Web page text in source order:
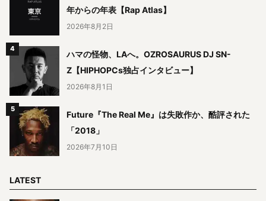
年からの年表【Rap Atlas】
2026年8月2日
ハマの怪物、LAへ。OZROSAURUS DJ SN-
Z【HIPHOPCs独占インタビュー】
2026年8月1日
Future『The Real Me』は失敗作か、酷評された
「2018」
2026年7月10日
LATEST